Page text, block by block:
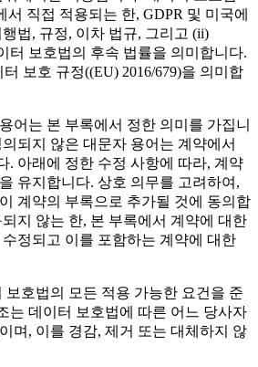
서 직접 적용되는 한, GDPR 및 미국에
법, 규정, 이차 법규, 그리고 (ii)
터 보호법의 후속 법률을 의미합니다.
보호 규정((EU) 2016/679)을 의미합
어는 본 부록에서 정한 의미를 가집니
되지 않은 대문자 용어는 계약에서
. 아래에 정한 수정 사항에 따라, 계약
유지합니다. 상호 의무를 고려하여,
계약의 부록으로 추가될 것에 동의합
지 않는 한, 본 부록에서 계약에 대한
정되고 이를 포함하는 계약에 대한
보호법의 모든 적용 가능한 요건을 준
는 데이터 보호법에 따른 어느 당사자
며, 이를 경감, 제거 또는 대체하지 않